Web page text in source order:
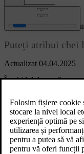
Conectează-te
Actualizat 04.04.2025
Atribuirea unei chei la
Puteți atribui chei
În ghidul de configurare
configurare. La
de rezervă și urmați
acest lucru ulterior, în